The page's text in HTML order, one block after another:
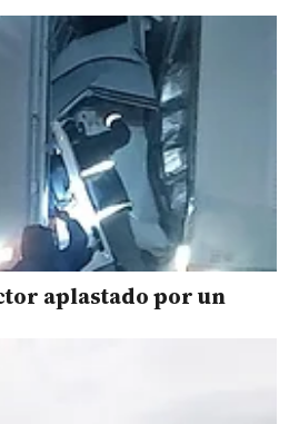
aplastado por un